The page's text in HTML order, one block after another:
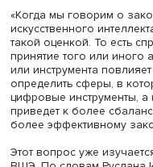
Александр Крайнов
необходимое